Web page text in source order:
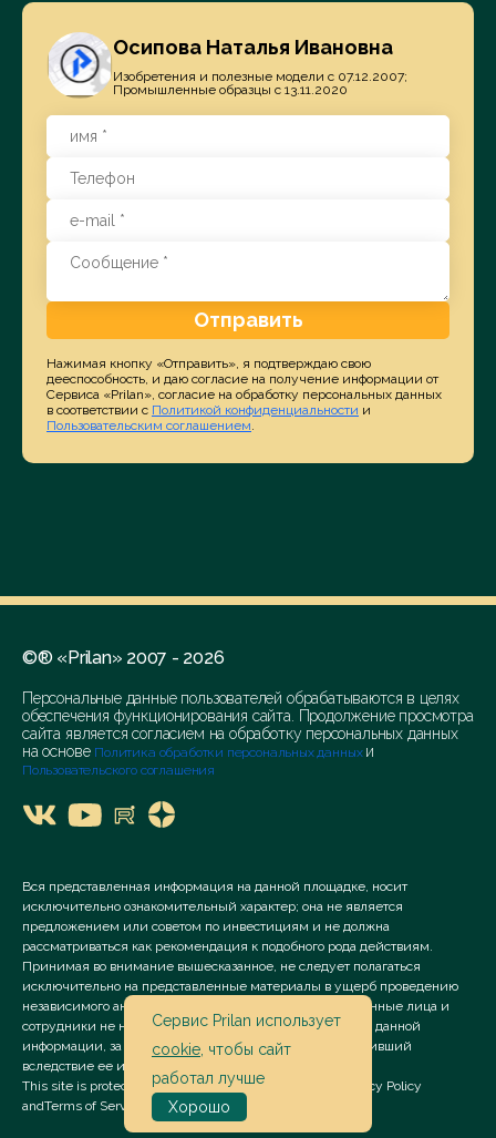
Осипова Наталья Ивановна
Изобретения и полезные модели с 07.12.2007;
Промышленные образцы с 13.11.2020
Отправить
Нажимая кнопку «Отправить», я подтверждаю свою
дееспособность, и даю согласие на получение информации от
Сервиса «Prilan», согласие на обработку персональных данных
в соответствии с Политикой конфиденциальности и
Пользовательским соглашением.
©® «Prilan» 2007 - 2026
Персональные данные пользователей обрабатываются в целях
обеспечения функционирования сайта. Продолжение просмотра
сайта является согласием на обработку персональных данных
на основе Политика обработки персональных данных и
Пользовательского соглашения
Вся представленная информация на данной площадке, носит
исключительно ознакомительный характер; она не является
предложением или советом по инвестициям и не должна
рассматриваться как рекомендация к подобного рода действиям.
Принимая во внимание вышесказанное, не следует полагаться
исключительно на представленные материалы в ущерб проведению
независимого анализа. Сервис «Prilan» его аффилированные лица и
сотрудники не несут ответственности за использование данной
информации, за прямой или косвенный ущерб, наступивший
вследствие ее использования.
This site is protected by reCAPTCHA and the Google
Privacy Policy
andTerms of Service apply.
Сервис Prilan использует
cookie , чтобы сайт
работал лучше
Хорошо